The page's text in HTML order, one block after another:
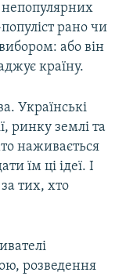
непопулярних
рано чи
або він
країну.
Українські
ринку землі та
наживається
їм ці ідеї. І
за тих, хто
розведення